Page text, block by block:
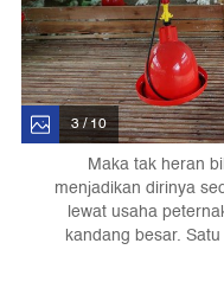
3 / 10
Maka tak heran
menjadikan dirinya
lewat usaha
kandang besar.